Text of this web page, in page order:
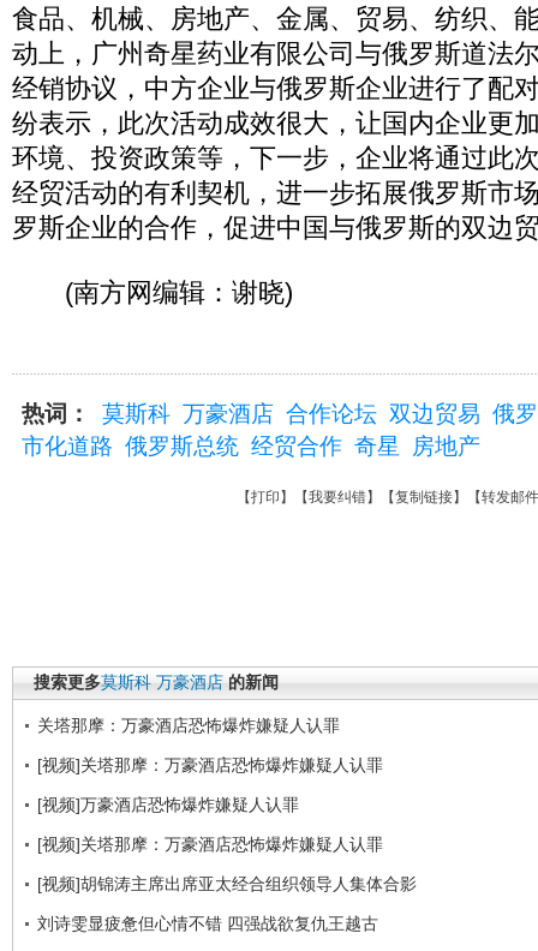
食品、机械、房地产、金属、贸易、纺织、
动上，广州奇星药业有限公司与俄罗斯道法
经销协议，中方企业与俄罗斯企业进行了配
纷表示，此次活动成效很大，让国内企业更
环境、投资政策等，下一步，企业将通过此
经贸活动的有利契机，进一步拓展俄罗斯市
罗斯企业的合作，促进中国与俄罗斯的双边
(南方网编辑：谢晓)
热词： 莫斯科 万豪酒店 合作论坛 双边贸易 俄
市化道路 俄罗斯总统 经贸合作 奇星 房地产
【打印 】【我要纠错】【复制链接】【转发邮件
搜索更多莫斯科 万豪酒店 的新闻
关塔那摩：万豪酒店恐怖爆炸嫌疑人认罪
[视频]关塔那摩：万豪酒店恐怖爆炸嫌疑人认罪
[视频]万豪酒店恐怖爆炸嫌疑人认罪
[视频]关塔那摩：万豪酒店恐怖爆炸嫌疑人认罪
[视频]胡锦涛主席出席亚太经合组织领导人集体合影
刘诗雯显疲惫但心情不错 四强战欲复仇王越古